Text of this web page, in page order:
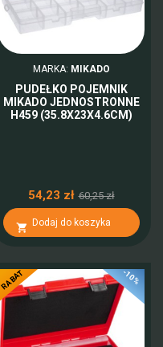
MARKA: MIKADO
PUDEŁKO POJEMNIK
MIKADO JEDNOSTRONNE
H459 (35.8X23X4.6CM)
54,23 zł 60,25 zł
 Dodaj do koszyka
-10%
RABAT